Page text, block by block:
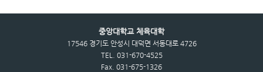
중앙대학교 체육대학
17546 경기도 안성시 대덕면 서동대로 4726
TEL. 031-670-4525
Fax. 031-675-1326